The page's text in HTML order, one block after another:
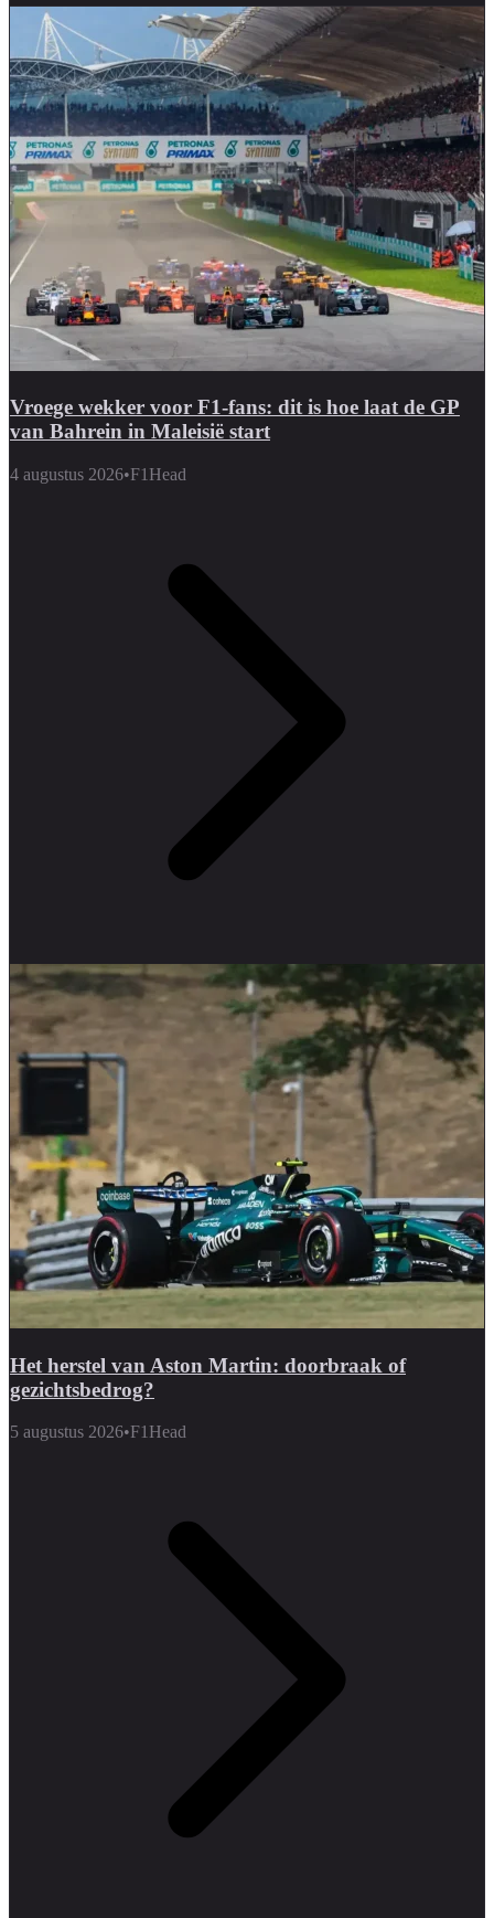
Vroege wekker voor F1-fans: dit is hoe laat de GP
van Bahrein in Maleisië start
4 augustus 2026•F1Head
Het herstel van Aston Martin: doorbraak of
gezichtsbedrog?
5 augustus 2026•F1Head